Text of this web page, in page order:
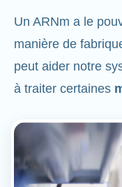
Un ARNm a le
manière de
peut aider notre
à traiter certaines